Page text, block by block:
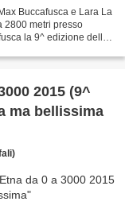
Buccafusca e Lara La
2800 metri presso
la 9^ edizione della
2015 (9^
ma bellissima